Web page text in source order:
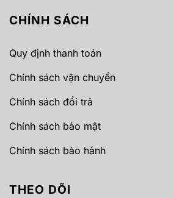
CHÍNH SÁCH
Quy định thanh toán
Chính sách vận chuyển
Chính sách đổi trả
Chính sách bảo mật
Chính sách bảo hành
THEO DÕI